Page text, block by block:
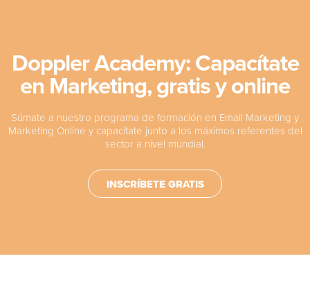
Doppler Academy: Capacítate
en Marketing, gratis y online
Súmate a nuestro programa de formación en Email Marketing y
Marketing Online y capacítate junto a los máximos referentes del
sector a nivel mundial.
INSCRÍBETE GRATIS